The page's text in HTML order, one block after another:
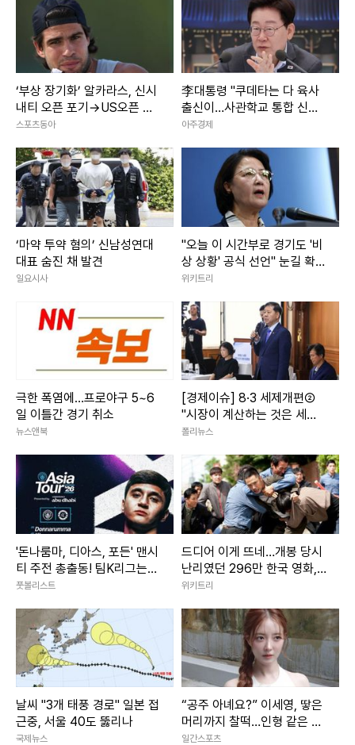
‘부상 장기화’ 알카라스, 신시
내티 오픈 포기→US오픈 출
전 불투명
스포츠동아
李대통령 "쿠데타는 다 육사
출신이…사관학교 통합 신속
추진"
아주경제
‘마약 투약 혐의’ 신남성연대
대표 숨진 채 발견
일요시사
"오늘 이 시간부로 경기도 '비
상 상황' 공식 선언" 눈길 확
쏠린 추미애 발언
위키트리
극한 폭염에…프로야구 5~6
일 이틀간 경기 취소
뉴스앤북
[경제이슈] 8·3 세제개편②
"시장이 계산하는 것은 세율
아닌 세제 수명"
폴리뉴스
'돈나룸마, 디아스, 포든' 맨시
티 주전 총출동! 팀K리그는
이승우·기성용 벤치 [팀K리그
풋볼리스트
드디어 이게 뜨네…개봉 당시
난리였던 296만 한국 영화,
디즈니+ 출격
위키트리
날씨 "3개 태풍 경로" 일본 접
근중, 서울 40도 뚫리나
국제뉴스
“공주 아녜요?” 이세영, 땋은
머리까지 찰떡…인형 같은 미
모 [IS하이컷]
일간스포츠